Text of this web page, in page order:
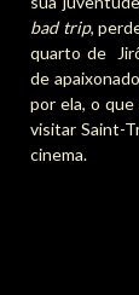
bad trip,
quarto de
de
por ela, o
visitar Saint-
cinema.